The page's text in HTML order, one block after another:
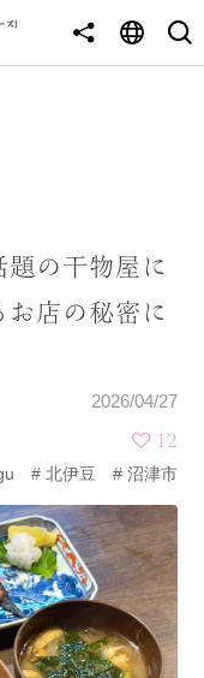
題の干物屋に
店の秘密に
2026/04/27
12
北伊豆 沼津市